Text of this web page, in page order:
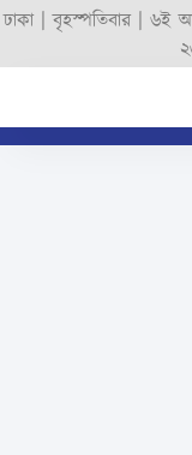
ঢাকা |বৃহস্পতিবার| ৬ই
উয়েফা
প্রতিবাদ